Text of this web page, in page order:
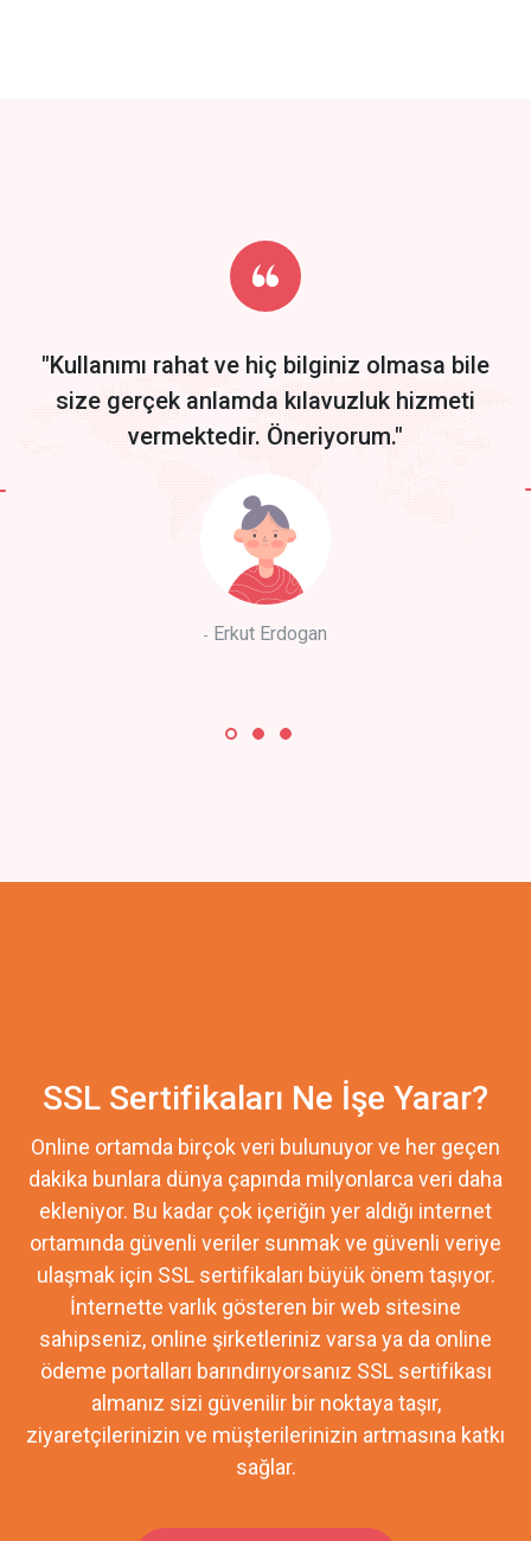
Start by trying our service for 30 days free trial no credit card
required.
"Kullanımı rahat ve hiç bilginiz olmasa bile
size gerçek anlamda kılavuzluk hizmeti
vermektedir. Öneriyorum."
Erkut Erdogan
SSL Sertifikaları Ne İşe Yarar?
Online ortamda birçok veri bulunuyor ve her geçen
dakika bunlara dünya çapında milyonlarca veri daha
ekleniyor. Bu kadar çok içeriğin yer aldığı internet
ortamında güvenli veriler sunmak ve güvenli veriye
ulaşmak için SSL sertifikaları büyük önem taşıyor.
İnternette varlık gösteren bir web sitesine
sahipseniz, online şirketleriniz varsa ya da online
ödeme portalları barındırıyorsanız SSL sertifikası
almanız sizi güvenilir bir noktaya taşır,
ziyaretçilerinizin ve müşterilerinizin artmasına katkı
sağlar.